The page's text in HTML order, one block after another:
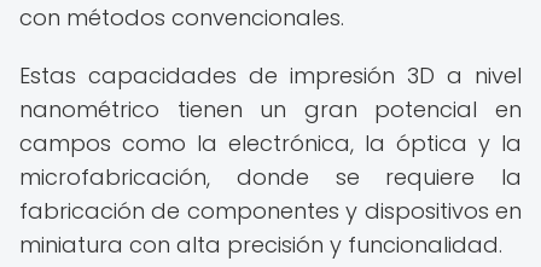
con métodos convencionales.
Estas capacidades de impresión 3D a nivel
nanométrico tienen un gran potencial en
campos como la electrónica, la óptica y la
microfabricación, donde se requiere la
fabricación de componentes y dispositivos en
miniatura con alta precisión y funcionalidad.